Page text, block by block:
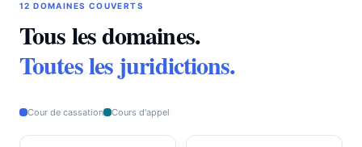
12 DOMAINES COUVERTS
Tous les domaines.
Toutes les juridictions.
Cour de cassation Cours d'appel